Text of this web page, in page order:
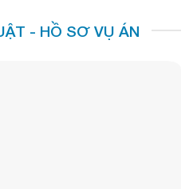
- HỒ SƠ VỤ ÁN